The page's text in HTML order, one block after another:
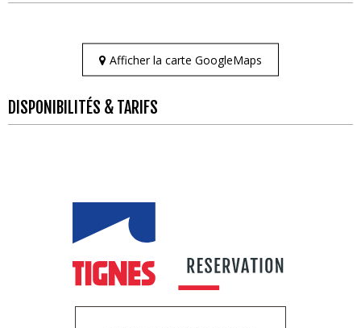
Afficher la carte GoogleMaps
DISPONIBILITÉS & TARIFS